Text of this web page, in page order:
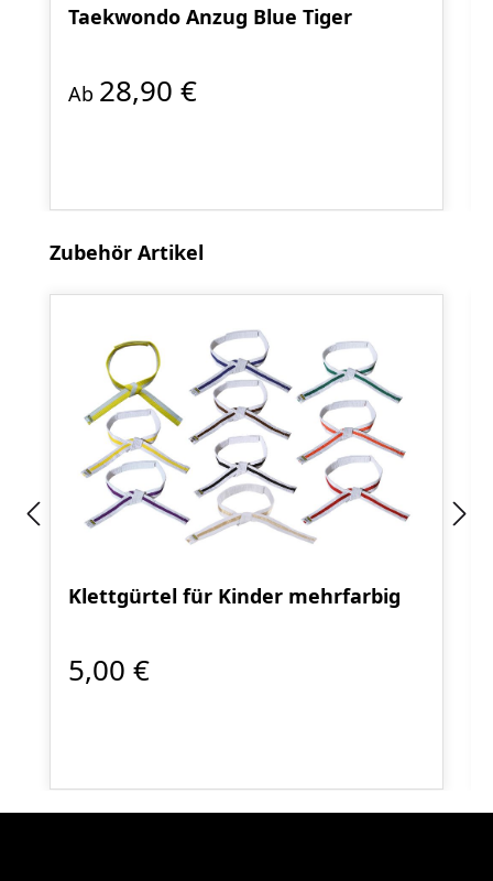
Taekwondo Anzug Blue Tiger
Ab 28,90 €
Produktgalerie überspringen
Zubehör Artikel
Klettgürtel für Kinder mehrfarbig
5,00 €